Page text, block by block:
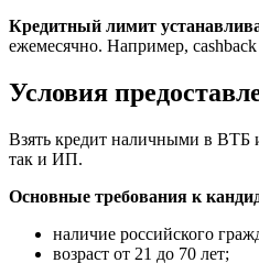
Кредитный лимит
ежемесячно. Например,
Условия
Взять кредит наличными в ВТБ
так и ИП.
Основные требования к
наличие российского
возраст от 21 до 70 лет;